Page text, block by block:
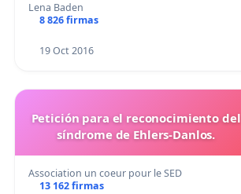
Lena Baden
8 826 firmas
19 Oct 2016
Petición para el reconocimiento del
síndrome de Ehlers-Danlos.
Association un coeur pour le SED
13 162 firmas